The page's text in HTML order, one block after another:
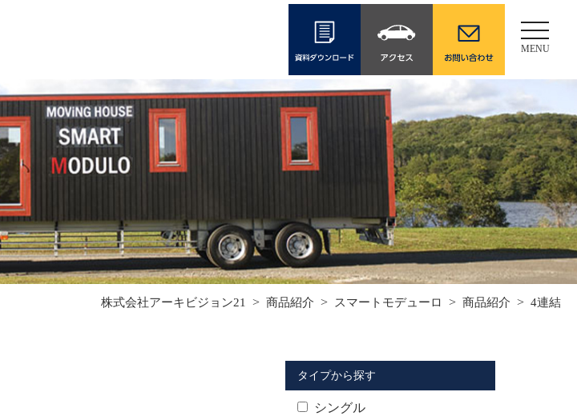
Toggle
MENU
株式会社アーキビジョン21 > 商品紹介 > スマートモデューロ > 商品紹介 > 4連結
タイプから探す
シングル